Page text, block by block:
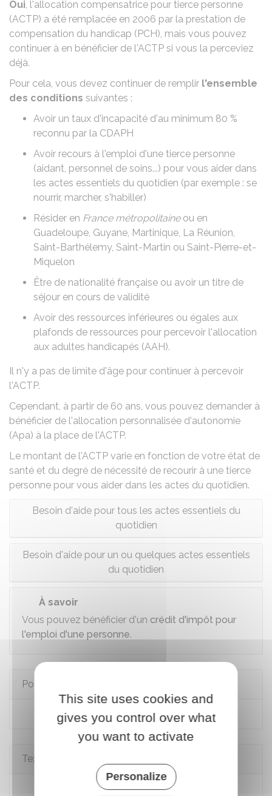
Oui, l'allocation compensatrice pour tierce personne
(ACTP) a été remplacée en 2006 par la prestation de
compensation du handicap (PCH), mais vous pouvez
continuer à en bénéficier de l'ACTP si vous la perceviez
déjà.
Pour cela, vous devez continuer de remplir l'ensemble
des conditions suivantes :
Avoir un taux d'incapacité d'au minimum 80 %
reconnu par la CDAPH
Avoir recours à l'emploi d'une tierce personne
(aidant, personnel de soins...) pour vous aider dans
les actes essentiels du quotidien (par exemple : se
nourrir, marcher, s'habiller)
Résider en France métropolitaineou en
Guadeloupe, Guyane, Martinique, La Réunion,
Saint-Barthélemy, Saint-Martin ou Saint-Pierre-et-
Miquelon
Être de nationalité française ou avoir un titre de
séjour en cours de validité
Avoir des ressources inférieures ou égales aux
plafonds de ressources pour percevoir l'allocation
aux adultes handicapés (AAH).
Il n'y a pas de limite d'âge pour continuer à percevoir
l'ACTP.
Cependant, à partir de 60 ans, vous pouvez demander à
bénéficier de l'allocation personnalisée d'autonomie
(Apa) à la place de l'ACTP.
Le montant de l'ACTP varie en fonction de votre état de
santé et du degré de nécessité de recourir à une tierce
personne pour vous aider dans les actes du quotidien.
Besoin d'aide pour tous les actes essentiels du
quotidien
Besoin d'aide pour un ou quelques actes essentiels
du quotidien
À savoir
Vous pouvez bénéficier d'un crédit d'impôt pour
l'emploi d'une personne.
Pour en savoir plus
Site Mon parcours handicap
Textes de référence
Code de l'action sociale et des familles :
This site uses cookies and
gives you control over what
you want to activate
Personalize